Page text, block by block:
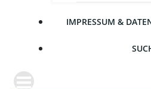
IMPRES­SUM &